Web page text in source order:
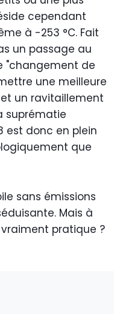
cependant
à -253 °C. Fait
un passage au
"changement de
une meilleure
un ravitaillement
suprématie
est donc en plein
que
sans émissions
Mais à
pratique ?